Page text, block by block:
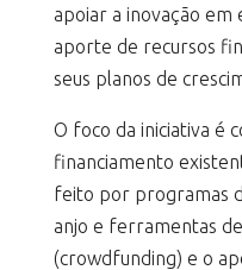
apoiar a inovação em
aporte de recursos
seus planos de
O foco da iniciativa é
financiamento
feito por programas
anjo e ferramentas
(crowdfunding) e o